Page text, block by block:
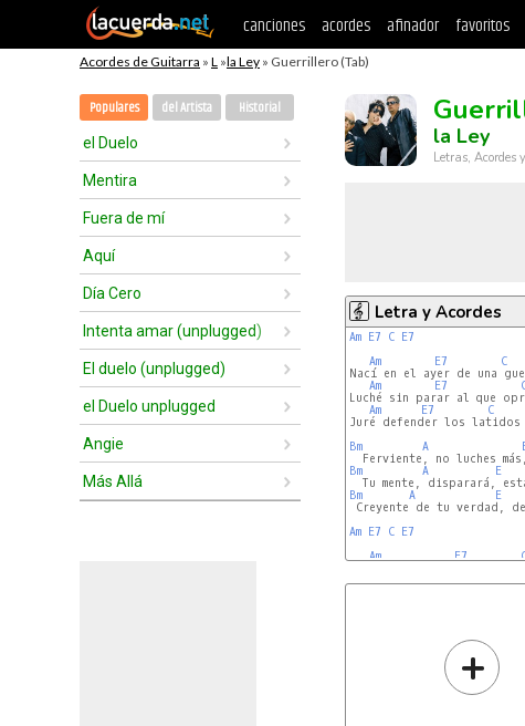
canciones acordes afinador favoritos
Acordes de Guitarra » L »la Ley » Guerrillero (Tab)
Populares del Artista Historial
el Duelo
Mentira
Fuera de mí
Aquí
Día Cero
Intenta amar (unplugged)
El duelo (unplugged)
el Duelo unplugged
Angie
Más Allá
la Ley
Letras,
Letra y Acordes
Am E7 C E7
Am
E7 C
Nací en el ayer de una
Am
E7
Luché sin parar al que
Am
E7 C
Juré defender los latidos
Bm
A
Bm
A
E
Bm
A
E
Creyente de tu verdad,
Am E7 C E7
Am
E7
+